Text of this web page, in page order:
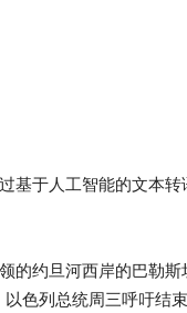
基于人工智能的文本
的约旦河西岸的巴勒斯
以色列总统周三呼吁结